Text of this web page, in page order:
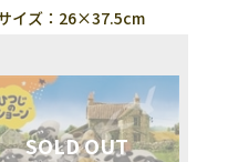
イズ：26×37.5cm